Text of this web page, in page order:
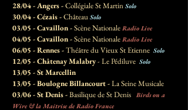
28/04 - Angers -Collégiale St Martin Solo
30/04 - Cézais -Château Solo
03/05 - Cavaillon -Scène Nationale Radio Live
04/05 - Cavaillon -Scène Nationale Radio Live
06/05 - Rennes -Théâtre du Vieux St Etienne Solo
12/05 - Châtenay Malabry- Le Pédiluve Solo
13/05 - St Marcellin
13/05 - Boulogne Billancourt -La Seine Musicale
03/06 - St Denis -Basilique de St DenisBirds on a
Wire & la Maitrise de Radio France